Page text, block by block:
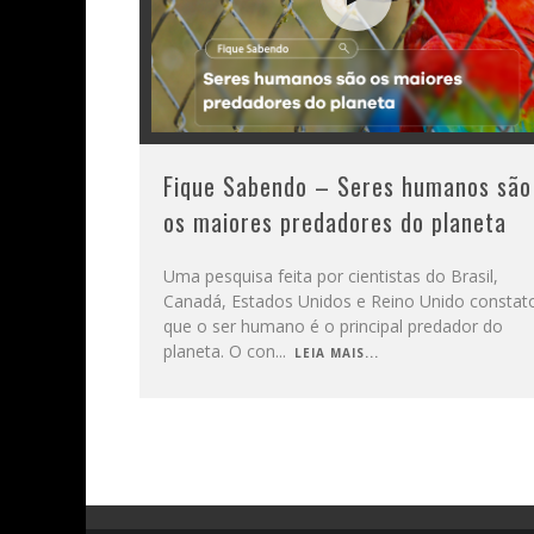
Fique Sabendo – Seres humanos são
os maiores predadores do planeta
Uma pesquisa feita por cientistas do Brasil,
Canadá, Estados Unidos e Reino Unido
que o ser humano é o principal predador do
planeta. O con... LEIA MAIS...